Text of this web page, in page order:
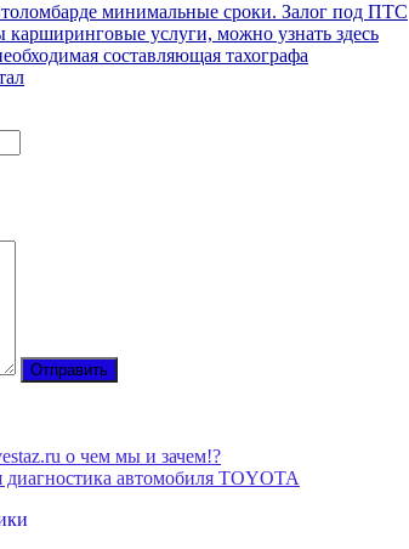
минимальные сроки. Залог под ПТС
услуги, можно узнать здесь
составляющая тахографа
о чем мы и зачем!?
диагностика автомобиля TOYOTA